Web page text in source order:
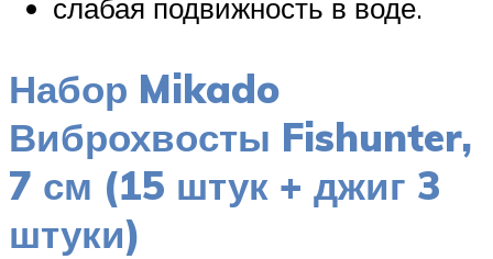
слабая подвижность в воде.
Набор Mikado
Виброхвосты Fishunter,
7 см (15 штук + джиг 3
штуки)